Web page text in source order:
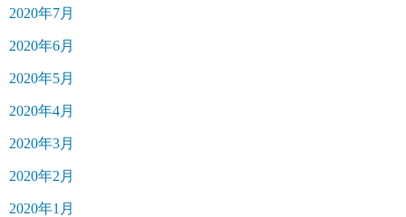
2020年7月
2020年6月
2020年5月
2020年4月
2020年3月
2020年2月
2020年1月